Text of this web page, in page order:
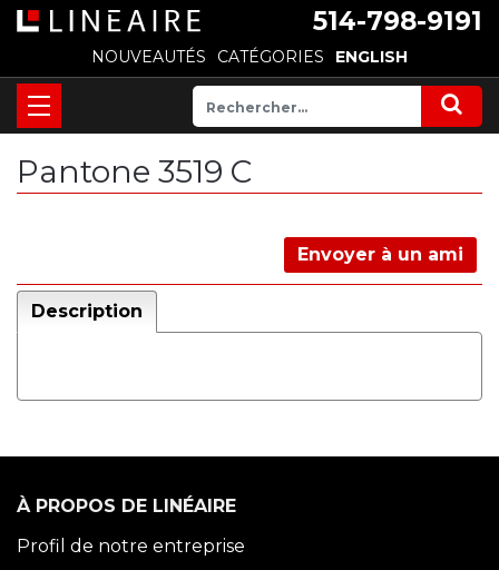
514-798-9191
NOUVEAUTÉS CATÉGORIES ENGLISH
Pantone 3519 C
Envoyer à un ami
Description
À PROPOS DE LINÉAIRE
Profil de notre entreprise